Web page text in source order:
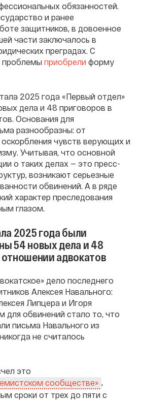
обязанностей.
и ранее
защитников, в довоенное
части заключалось в
преградах. С
проблемы приобрели форму
2025 года «Первый отдел»
дела и 48 приговоров в
Основания для
разнообразны: от
чувств верующих и
Учитывая, что основной
о таких делах — это пресс-
возникают серьезные
обвинений. А в ряде
характер преследования
глазом.
2025 года были
54 новых дела и 48
отношении адвокатов
дело последнего
Алексея Навального:
Липцера и Игоря
для обвинений стало то, что
письма Навального из
не считалось
это
сообществе»
сроки от трех до пяти с